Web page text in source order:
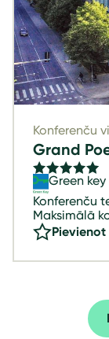
Konferenču
Grand
Green
Konferenču
Maksimālā